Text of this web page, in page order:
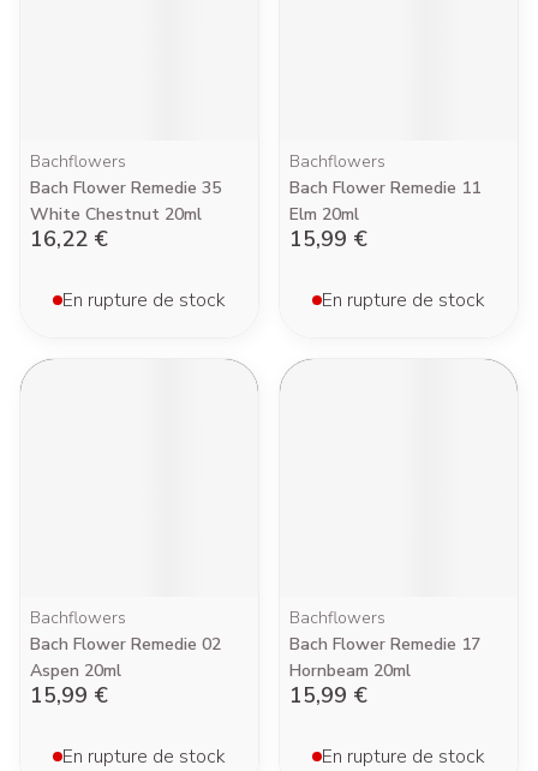
Bachflowers
Bach Flower Remedie 35
White Chestnut 20ml
16,22 €
En rupture de stock
Bachflowers
Bach Flower Remedie 11
Elm 20ml
15,99 €
En rupture de stock
Bachflowers
Bach Flower Remedie 02
Aspen 20ml
15,99 €
En rupture de stock
Bachflowers
Bach Flower Remedie 17
Hornbeam 20ml
15,99 €
En rupture de stock